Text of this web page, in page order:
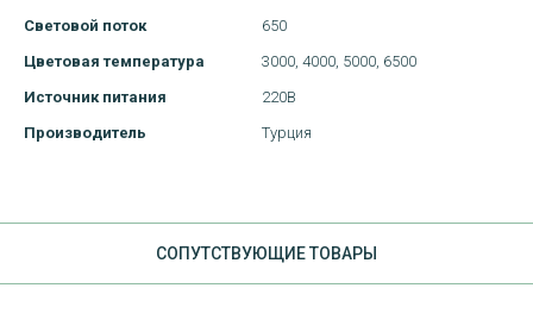
Световой поток
650
Цветовая температура
3000, 4000, 5000, 6500
Источник питания
220В
Производитель
Турция
CОПУТСТВУЮЩИЕ ТОВАРЫ